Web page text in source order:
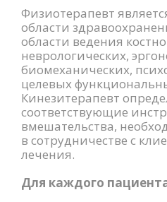
Физиотерапевт
области
области ведения
неврологических,
биомеханических,
целевых
Кинезитерапевт
соответствующие
вмешательства,
в сотрудничестве с
лечения.
Для каждого